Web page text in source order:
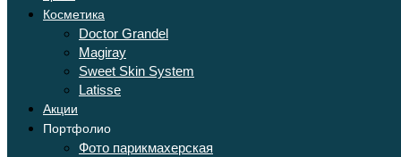
Косметика
Doctor Grandel
Magiray
Sweet Skin System
Latisse
Акции
Портфолио
Фото парикмахерская